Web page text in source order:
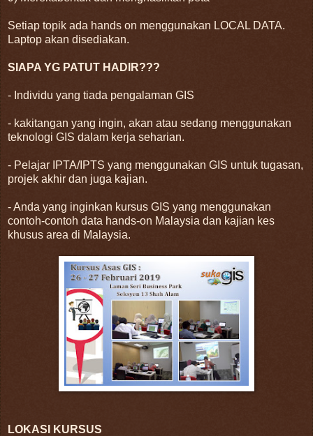
Setiap topik ada hands on menggunakan LOCAL DATA.
Laptop akan disediakan.
SIAPA YG PATUT HADIR???
- Individu yang tiada pengalaman GIS
- kakitangan yang ingin, akan atau sedang menggunakan
teknologi GIS dalam kerja seharian.
- Pelajar IPTA/IPTS yang menggunakan GIS untuk tugasan,
projek akhir dan juga kajian.
- Anda yang inginkan kursus GIS yang menggunakan
contoh-contoh data hands-on Malaysia dan kajian kes
khusus area di Malaysia.
LOKASI KURSUS